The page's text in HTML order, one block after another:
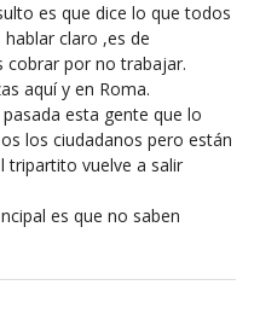
es que dice lo que todos
claro ,es de
cobrar por no trabajar.
aquí y en Roma.
esta gente que lo
los ciudadanos pero están
tripartito vuelve a salir
es que no saben